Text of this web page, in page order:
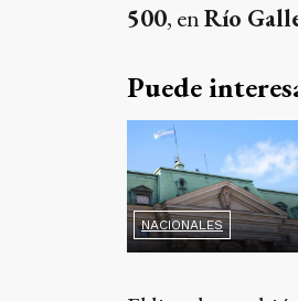
500, enRío
Puede
NACIONALES